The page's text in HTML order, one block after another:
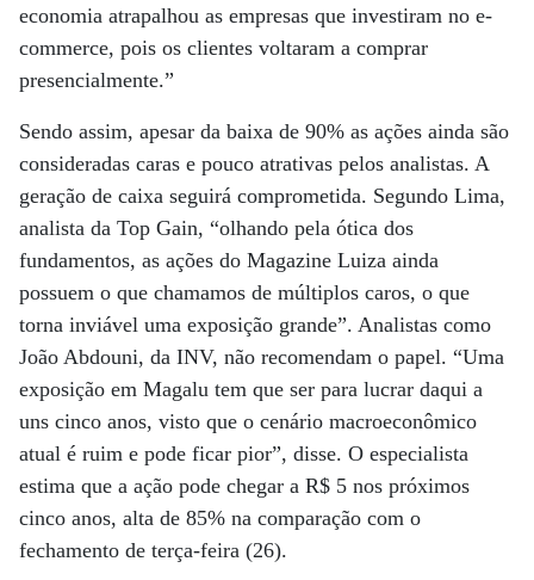
economia atrapalhou as empresas que investiram no e-
commerce, pois os clientes voltaram a comprar
presencialmente.”
Sendo assim, apesar da baixa de 90% as ações ainda são
consideradas caras e pouco atrativas pelos analistas. A
geração de caixa seguirá comprometida. Segundo Lima,
analista da Top Gain, “olhando pela ótica dos
fundamentos, as ações do Magazine Luiza ainda
possuem o que chamamos de múltiplos caros, o que
torna inviável uma exposição grande”. Analistas como
João Abdouni, da INV, não recomendam o papel. “Uma
exposição em Magalu tem que ser para lucrar daqui a
uns cinco anos, visto que o cenário macroeconômico
atual é ruim e pode ficar pior”, disse. O especialista
estima que a ação pode chegar a R$ 5 nos próximos
cinco anos, alta de 85% na comparação com o
fechamento de terça-feira (26).